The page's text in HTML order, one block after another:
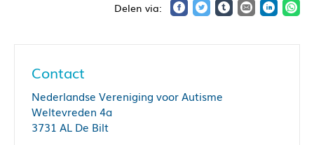
Contact
Nederlandse Vereniging voor Autisme
Weltevreden 4a
3731 AL De Bilt